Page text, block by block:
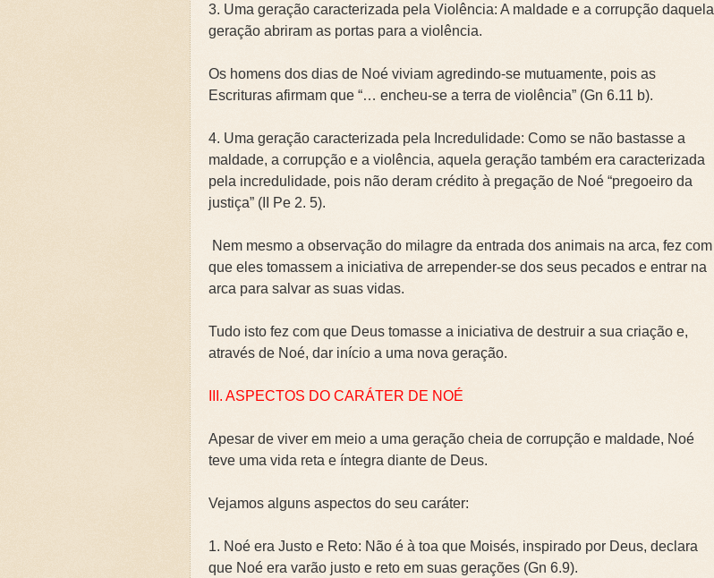
3. Uma geração caracterizada pela Violência: A maldade e a corrupção daquela
geração abriram as portas para a violência.
Os homens dos dias de Noé viviam agredindo-se mutuamente, pois as
Escrituras afirmam que “… encheu-se a terra de violência” (Gn 6.11 b).
4. Uma geração caracterizada pela Incredulidade: Como se não bastasse a
maldade, a corrupção e a violência, aquela geração também era caracterizada
pela incredulidade, pois não deram crédito à pregação de Noé “pregoeiro da
justiça” (II Pe 2. 5).
Nem mesmo a observação do milagre da entrada dos animais na arca, fez com
que eles tomassem a iniciativa de arrepender-se dos seus pecados e entrar na
arca para salvar as suas vidas.
Tudo isto fez com que Deus tomasse a iniciativa de destruir a sua criação e,
através de Noé, dar início a uma nova geração.
III. ASPECTOS DO CARÁTER DE NOÉ
Apesar de viver em meio a uma geração cheia de corrupção e maldade, Noé
teve uma vida reta e íntegra diante de Deus.
Vejamos alguns aspectos do seu caráter:
1. Noé era Justo e Reto: Não é à toa que Moisés, inspirado por Deus, declara
que Noé era varão justo e reto em suas gerações (Gn 6.9).